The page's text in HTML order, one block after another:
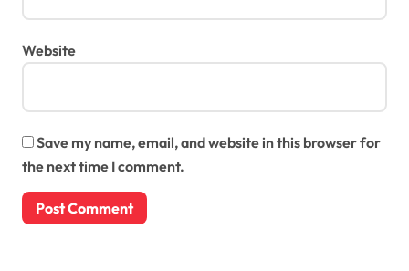
Website
Save my name, email, and website in this browser for
the next time I comment.